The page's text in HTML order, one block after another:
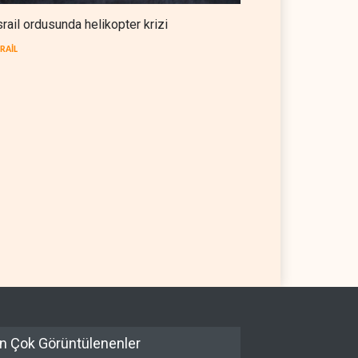
ordusunda helikopter krizi
Çok Görüntülenenler